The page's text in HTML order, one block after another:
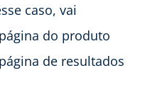
caso, vai
do produto
de resultados